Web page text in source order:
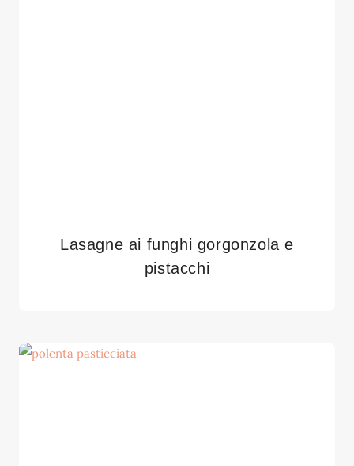
Lasagne ai funghi gorgonzola e
pistacchi